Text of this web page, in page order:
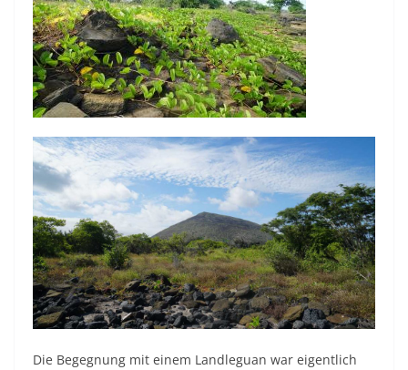
Die Begegnung mit einem Landleguan war eigentlich